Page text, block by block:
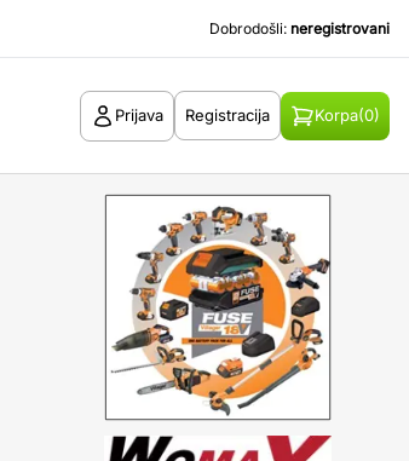
Dobrodošli: neregistrovani
Prijava Registracija Korpa(0)